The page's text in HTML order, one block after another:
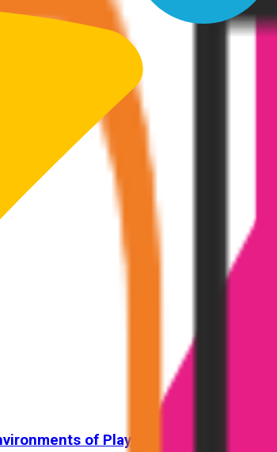
of Play with Monnom